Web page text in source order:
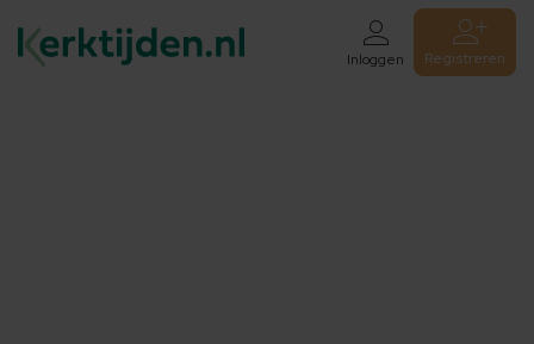
Inloggen Registreren